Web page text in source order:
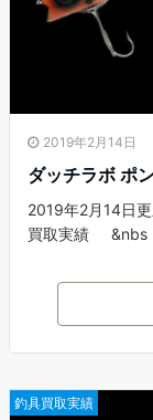
2019年2月14日
ダッチラボ ポ
2019年2月14日
買取実績 &nbs
釣具買取実績